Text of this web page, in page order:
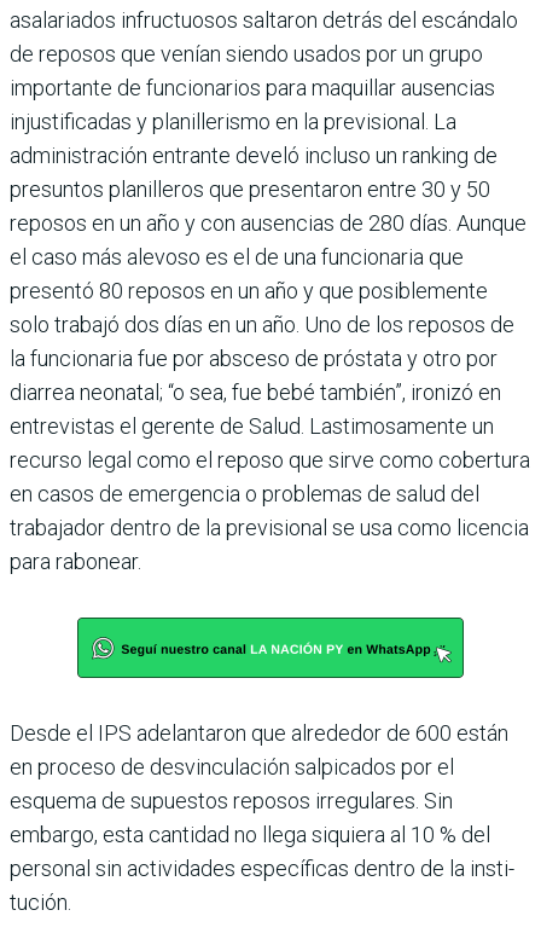
asalariados infructuo­sos saltaron detrás del escándalo
de reposos que venían siendo usados por un grupo
importante de funcionarios para maquillar ausencias
injustifica­das y planillerismo en la previsional. La
administración entrante develó incluso un ranking de
presuntos pla­nilleros que presentaron entre 30 y 50
reposos en un año y con ausencias de 280 días. Aunque
el caso más alevoso es el de una funcionaria que
presentó 80 reposos en un año y que posible­mente
solo trabajó dos días en un año. Uno de los reposos de
la funcionaria fue por absceso de próstata y otro por
diarrea neonatal; “o sea, fue bebé tam­bién”, ironizó en
entrevistas el gerente de Salud. Lastimosamente un
recurso legal como el reposo que sirve como cobertura
en casos de emergencia o problemas de salud del
trabajador dentro de la previsional se usa como licencia
para rabonear.
Desde el IPS adelantaron que alrede­dor de 600 están
en proceso de des­vinculación salpicados por el
esquema de supuestos reposos irregulares. Sin
embargo, esta cantidad no llega siquiera al 10 % del
personal sin acti­vidades específicas dentro de la insti­
tución.